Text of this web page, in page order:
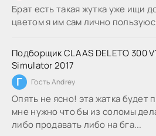
Брат есть такая жутка уже ищи
цветом я им сам лично
Подборщик CLAAS DELETO 300
Simulator 2017
Г Гость Andrey
Опять не ясно! эта жатка будет
мне нужно что бы из соломы
либо продавать либо на бга...